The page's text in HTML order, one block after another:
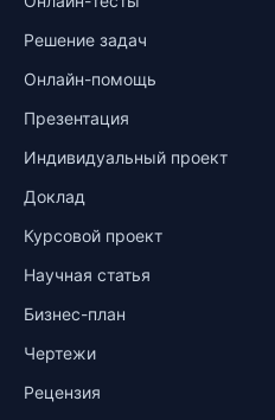
Решение задач
Онлайн-помощь
Презентация
Индивидуальный проект
Доклад
Курсовой проект
Научная статья
Бизнес-план
Чертежи
Рецензия